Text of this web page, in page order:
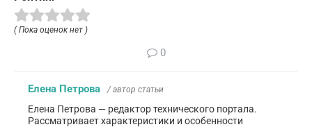
( Пока оценок нет )
0
Елена Петрова / автор статьи
Елена Петрова — редактор технического портала.
Рассматривает характеристики и особенности